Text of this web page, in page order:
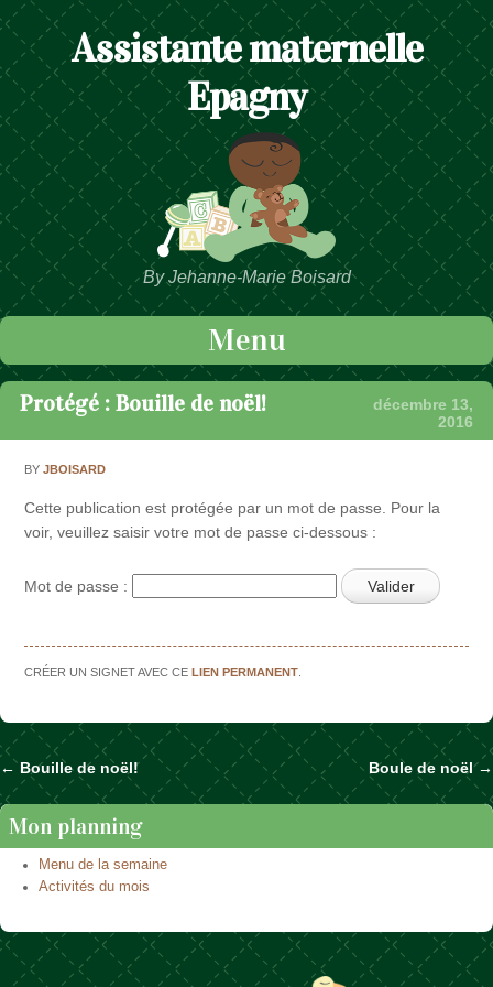
Assistante maternelle
Epagny
By Jehanne-Marie Boisard
Menu
Passer au contenu
Protégé : Bouille de noël!
décembre 13,
2016
BYJBOISARD
Cette publication est protégée par un mot de passe. Pour la
voir, veuillez saisir votre mot de passe ci-dessous :
Mot de passe :
CRÉER UN SIGNET AVEC CELIEN PERMANENT
Naviguer dans les articles
←Bouille de noël! Boule de noël→
Mon planning
Menu de la semaine
Activités du mois